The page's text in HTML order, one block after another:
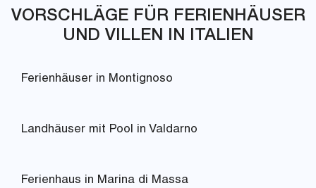
VORSCHLÄGE FÜR FERIENHÄUSER
UND VILLEN IN ITALIEN
Ferienhäuser in Montignoso
Landhäuser mit Pool in Valdarno
Ferienhaus in Marina di Massa